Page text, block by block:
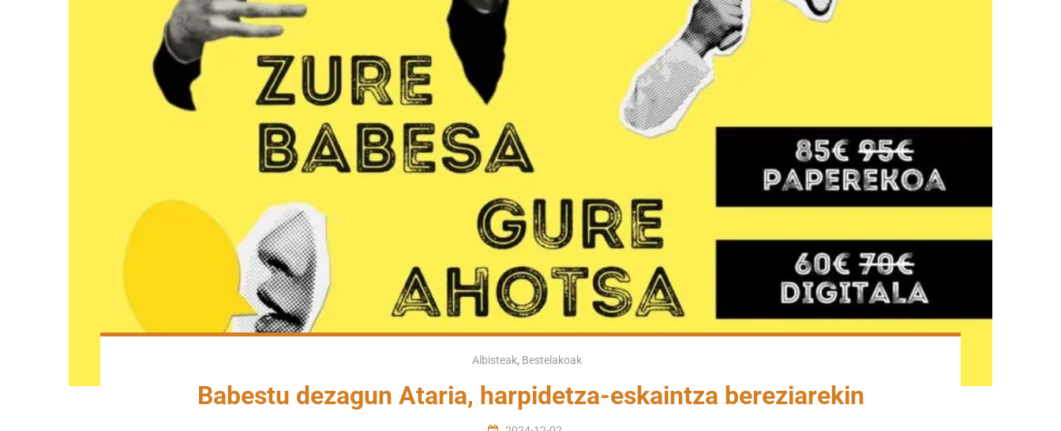
Albisteak, Bestelakoak
Babestu dezagun Ataria, harpidetza-eskaintza bereziarekin